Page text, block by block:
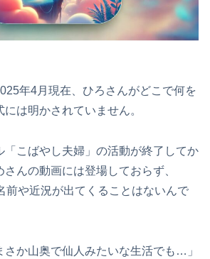
年4月現在、ひろさんがどこで何を
は明かされていません。
「こばやし夫婦」の活動が終了してか
んの動画には登場しておらず、
前や近況が出てくることはないんで
さか山奥で仙人みたいな生活でも…」